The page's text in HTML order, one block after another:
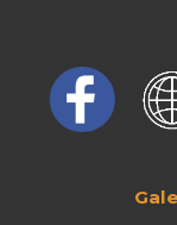
Galerie